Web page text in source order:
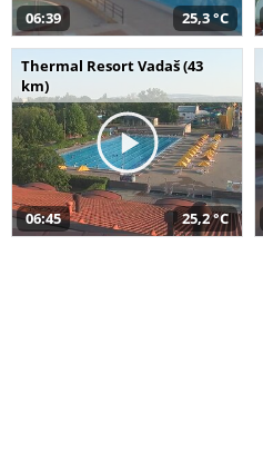
06:39 25,3 °C
Thermal Resort Vadaš (43
km)
06:45 25,2 °C